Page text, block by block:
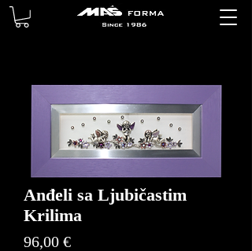
Anđeli sa Ljubičastim
Krilima
96,00 €Price